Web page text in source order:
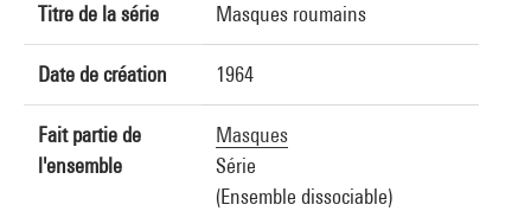
Titre de la série Masques roumains
Date de création 1964
Fait partie de
l'ensemble
Masques
Série
(Ensemble dissociable)